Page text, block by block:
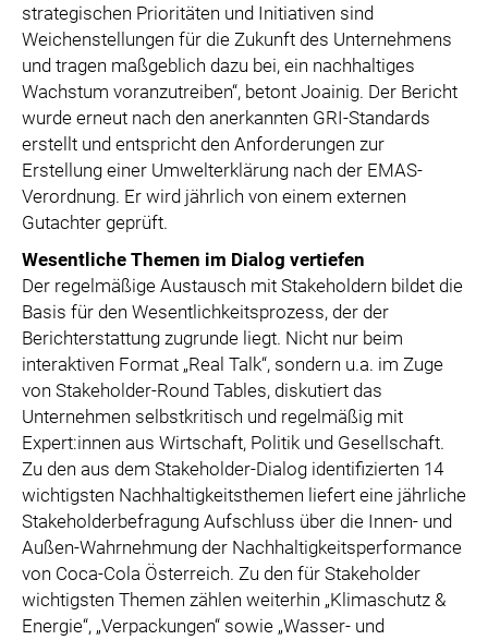
strategischen Prioritäten und Initiativen sind
Weichenstellungen für die Zukunft des Unternehmens
und tragen maßgeblich dazu bei, ein nachhaltiges
Wachstum voranzutreiben“, betont Joainig. Der Bericht
wurde erneut nach den anerkannten GRI-Standards
erstellt und entspricht den Anforderungen zur
Erstellung einer Umwelterklärung nach der EMAS-
Verordnung. Er wird jährlich von einem externen
Gutachter geprüft.
Wesentliche Themen im Dialog vertiefen
Der regelmäßige Austausch mit Stakeholdern bildet die
Basis für den Wesentlichkeitsprozess, der der
Berichterstattung zugrunde liegt. Nicht nur beim
interaktiven Format „Real Talk“, sondern u.a. im Zuge
von Stakeholder-Round Tables, diskutiert das
Unternehmen selbstkritisch und regelmäßig mit
Expert:innen aus Wirtschaft, Politik und Gesellschaft.
Zu den aus dem Stakeholder-Dialog identifizierten 14
wichtigsten Nachhaltigkeitsthemen liefert eine jährliche
Stakeholderbefragung Aufschluss über die Innen- und
Außen-Wahrnehmung der Nachhaltigkeitsperformance
von Coca-Cola Österreich. Zu den für Stakeholder
wichtigsten Themen zählen weiterhin „Klimaschutz &
Energie“, „Verpackungen“ sowie „Wasser- und